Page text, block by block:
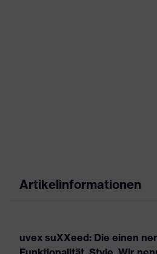
Artikelinformationen
uvex suXXeed: Die einen